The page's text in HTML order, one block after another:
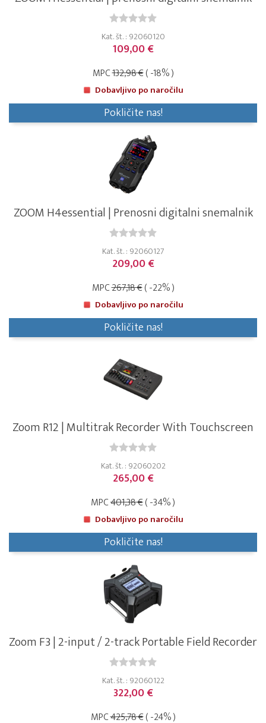
Kat. št. : 92060120
109,00 €
MPC132,98 €( -18% )
Dobavljivo po naročilu
Pokličite nas!
ZOOM H4essential | Prenosni digitalni snemalnik
Kat. št. : 92060127
209,00 €
MPC267,18 €( -22% )
Dobavljivo po naročilu
Pokličite nas!
Zoom R12 | Multitrak Recorder With Touchscreen
Kat. št. : 92060202
265,00 €
MPC401,38 €( -34% )
Dobavljivo po naročilu
Pokličite nas!
Zoom F3 | 2-input / 2-track Portable Field Recorder
Kat. št. : 92060122
322,00 €
MPC425,78 €( -24% )